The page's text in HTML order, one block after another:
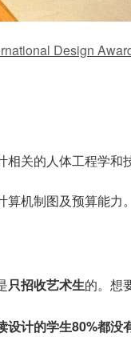
Design
关的人体工程学
机制图及预算能力。
只招收艺术生的。想
设计的学生80%都没